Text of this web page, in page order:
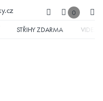
0
STŘIHY ZDARMA VIDEA